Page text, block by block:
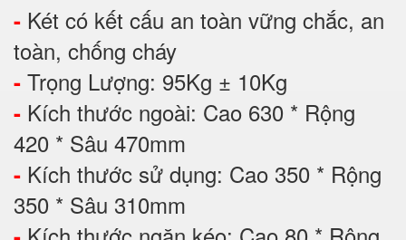
- Két có kết cấu an toàn vững chắc, an
toàn, chống cháy
- Trọng Lượng: 95Kg ± 10Kg
- Kích thước ngoài: Cao 630 * Rộng
420 * Sâu 470mm
- Kích thước sử dụng: Cao 350 * Rộng
350 * Sâu 310mm